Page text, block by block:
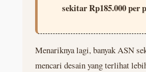
sekitar Rp185.000 per
Menariknya lagi, banyak ASN
mencari desain yang terlihat